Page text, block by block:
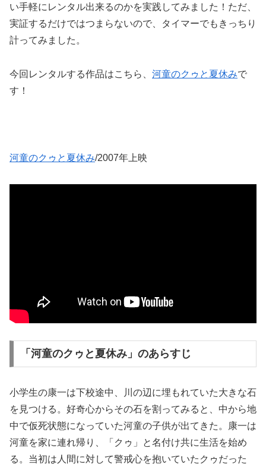
い手軽にレンタル出来るのかを実践してみました！ただ、
実証するだけではつまらないので、タイマーでもきっちり
計ってみました。
今回レンタルする作品はこちら、 河童のクゥと夏休みで
す！
河童のクゥと夏休み/2007年上映
「河童のクゥと夏休み」のあらすじ
小学生の康一は下校途中、川の辺に埋もれていた大きな石
を見つける。好奇心からその石を割ってみると、中から地
中で仮死状態になっていた河童の子供が出てきた。康一は
河童を家に連れ帰り、「クゥ」と名付け共に生活を始め
る。当初は人間に対して警戒心を抱いていたクゥだった